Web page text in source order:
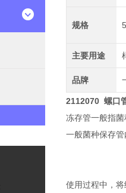
规格
主要用途
品牌
2112070 螺口
冻存管一般指
一般菌种保存
使用过程中，